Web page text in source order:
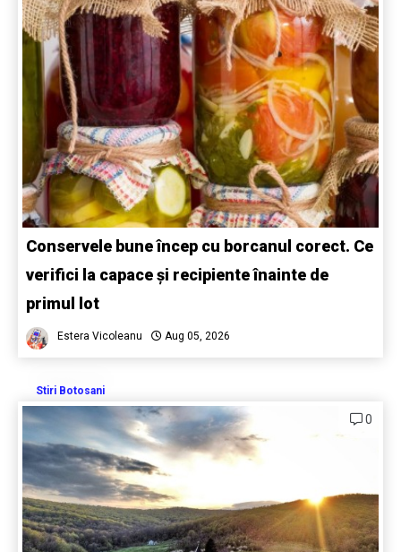
Conservele bune încep cu borcanul corect. Ce
verifici la capace și recipiente înainte de
primul lot
Estera Vicoleanu Aug 05, 2026
Stiri Botosani
0